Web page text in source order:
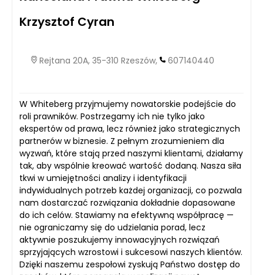
Krzysztof Cyran
Rejtana 20A, 35-310 Rzeszów, 607140440
W Whiteberg przyjmujemy nowatorskie podejście do
roli prawników. Postrzegamy ich nie tylko jako
ekspertów od prawa, lecz również jako strategicznych
partnerów w biznesie. Z pełnym zrozumieniem dla
wyzwań, które stają przed naszymi klientami, działamy
tak, aby wspólnie kreować wartość dodaną. Nasza siła
tkwi w umiejętności analizy i identyfikacji
indywidualnych potrzeb każdej organizacji, co pozwala
nam dostarczać rozwiązania dokładnie dopasowane
do ich celów. Stawiamy na efektywną współpracę —
nie ograniczamy się do udzielania porad, lecz
aktywnie poszukujemy innowacyjnych rozwiązań
sprzyjających wzrostowi i sukcesowi naszych klientów.
Dzięki naszemu zespołowi zyskują Państwo dostęp do